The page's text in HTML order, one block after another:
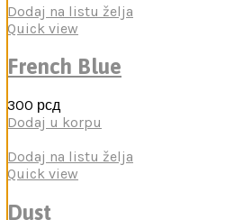
Dodaj na listu želja
Quick view
French Blue
300 рсд
Dodaj u korpu
Dodaj na listu želja
Quick view
Dust